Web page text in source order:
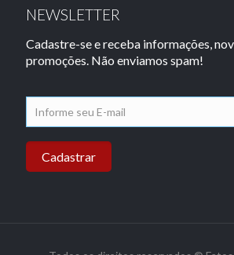
NEWSLETTER
Cadastre-se e receba informações,
promoções. Não enviamos spam!